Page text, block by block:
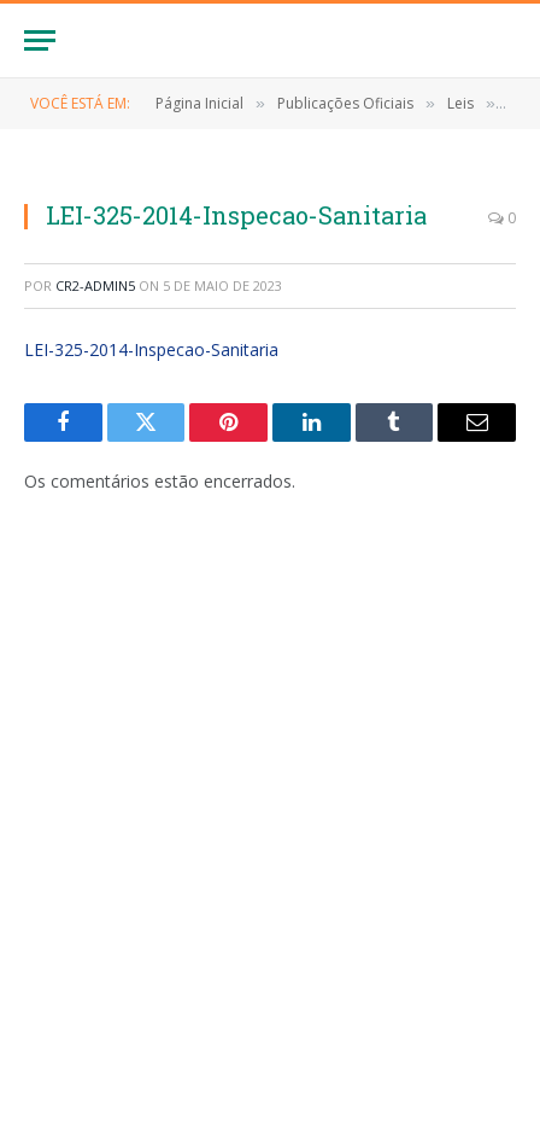
VOCÊ ESTÁ EM: Página Inicial » Publicações Oficiais » Leis »
LEI-325-2014-Inspecao-Sanitaria 0
POR CR2-ADMIN5 ON 5 DE MAIO DE 2023
LEI-325-2014-Inspecao-Sanitaria
FacebookTwitter Pinterest LinkedInTumblr
E-
Os comentários estão encerrados.